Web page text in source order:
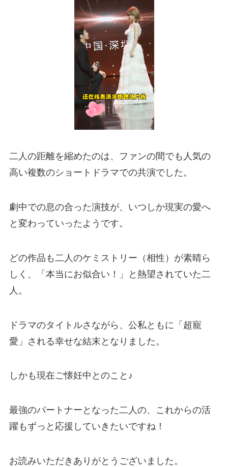
二人の距離を縮めたのは、ファンの間でも人気の
高い複数のショートドラマでの共演でした。
劇中での息の合った演技が、いつしか現実の愛へ
と変わっていったようです。
どの作品も二人のケミストリー（相性）が素晴ら
しく、「本当にお似合い！」と熱望されていた二
人。
ドラマのタイトルさながら、公私ともに「超寵
愛」される幸せな結末となりました。
しかも現在ご懐妊中とのこと♪
最強のパートナーとなった二人の、これからの活
躍もずっと応援していきたいですね！
お読みいただきありがとうございました。